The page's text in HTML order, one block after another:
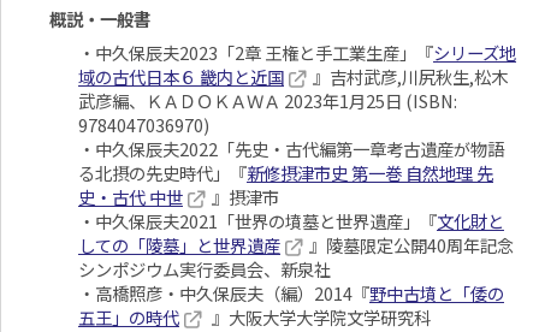
概説・一般書
・中久保辰夫2023「2章 王権と手工業生産」『シリーズ地
域の古代日本６ 畿内と近国
』吉村武彦,川尻秋生,松木
武彦編、ＫＡＤＯＫＡＷＡ 2023年1月25日 (ISBN:
9784047036970)
・中久保辰夫2022「先史・古代編第一章考古遺産が物語
る北摂の先史時代」『新修摂津市史 第一巻 自然地理 先
史・古代 中世
』摂津市
・中久保辰夫2021「世界の墳墓と世界遺産」『文化財と
しての「陵墓」と世界遺産
』陵墓限定公開40周年記念
シンポジウム実行委員会、新泉社
・高橋照彦・中久保辰夫（編）2014『野中古墳と「倭の
五王」の時代
』大阪大学大学院文学研究科